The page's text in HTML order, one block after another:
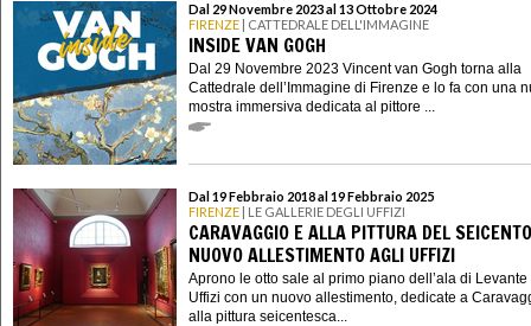
Dal 29 Novembre 2023 al 13 Ottobre 2024
FIRENZE | CATTEDRALE DELL'IMMAGINE
INSIDE VAN GOGH
Dal 29 Novembre 2023 Vincent van Gogh torna alla
Cattedrale dell’Immagine di Firenze e lo fa con una
mostra immersiva dedicata al pittore ...
Dal 19 Febbraio 2018 al 19 Febbraio 2025
FIRENZE | LE GALLERIE DEGLI UFFIZI
CARAVAGGIO E ALLA PITTURA DEL
NUOVO ALLESTIMENTO AGLI UFFIZI
Aprono le otto sale al primo piano dell’ala di
Uffizi con un nuovo allestimento, dedicate a
alla pittura seicentesca...